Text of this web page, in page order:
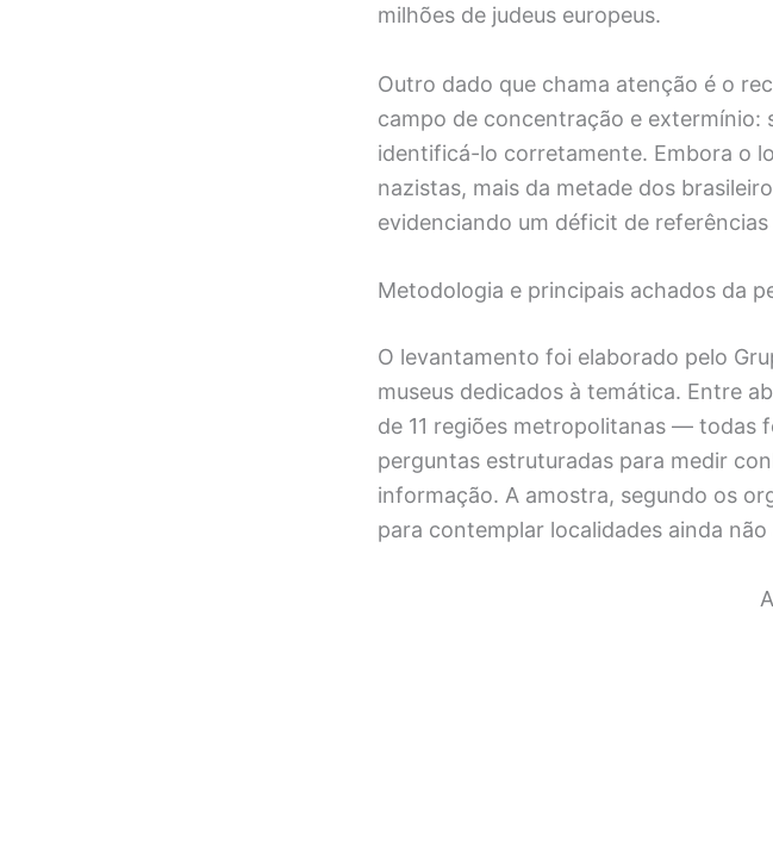
milhões de judeus europeus.
Outro dado que chama atenção é o
campo de concentração e extermínio:
identificá-lo corretamente. Embora o
nazistas, mais da metade dos
evidenciando um déficit de
Metodologia e principais achados da
O levantamento foi elaborado pelo
museus dedicados à temática. Entre
de 11 regiões metropolitanas — todas
perguntas estruturadas para medir
informação. A amostra, segundo os
para contemplar localidades ainda não